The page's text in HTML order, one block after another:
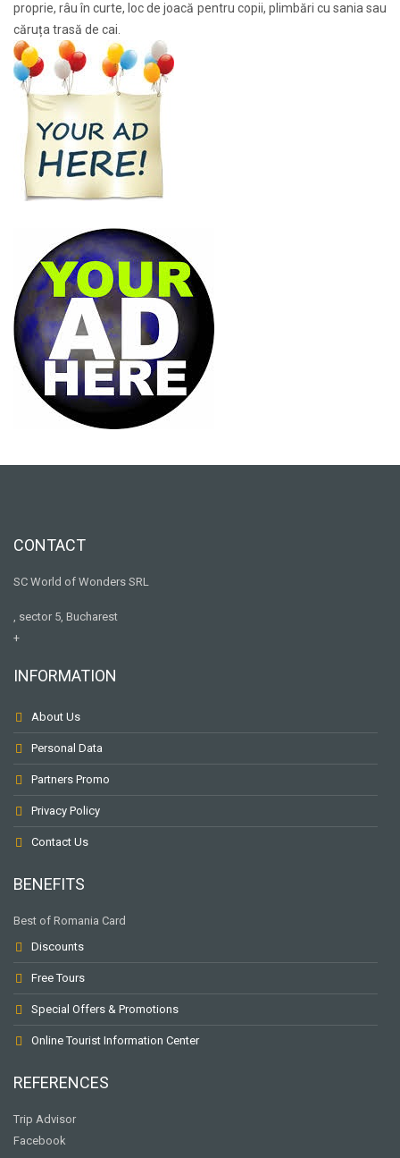
proprie, râu în curte, loc de joacă pentru copii, plimbări cu sania sau
căruța trasă de cai.
CONTACT
SC World of Wonders SRL
, sector 5, Bucharest
+
INFORMATION
About Us
Personal Data
Partners Promo
Privacy Policy
Contact Us
BENEFITS
Best of Romania Card
Discounts
Free Tours
Special Offers & Promotions
Online Tourist Information Center
REFERENCES
Trip Advisor
FacebookSUBSCRIBE TO THE NEWSLETTER